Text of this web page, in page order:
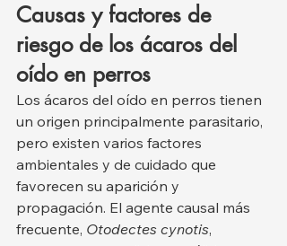
Causas y factores de
riesgo de los ácaros del
oído en perros
Los ácaros del oído en perros tienen
un origen principalmente parasitario,
pero existen varios factores
ambientales y de cuidado que
favorecen su aparición y
propagación. El agente causal más
frecuente, Otodectes cynotis,